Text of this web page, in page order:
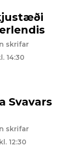
skrifar
14:30
Svavars
skrifar
12:30